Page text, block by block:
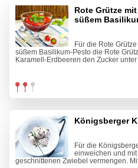
Rote Grütze
süßem
Für die Rote
süßem Basilikum-Pesto die Rote
Karamell-Erdbeeren den Zucker
Königsberger
Für die
einweichen und
geschnittenen Zwiebel vermengen.